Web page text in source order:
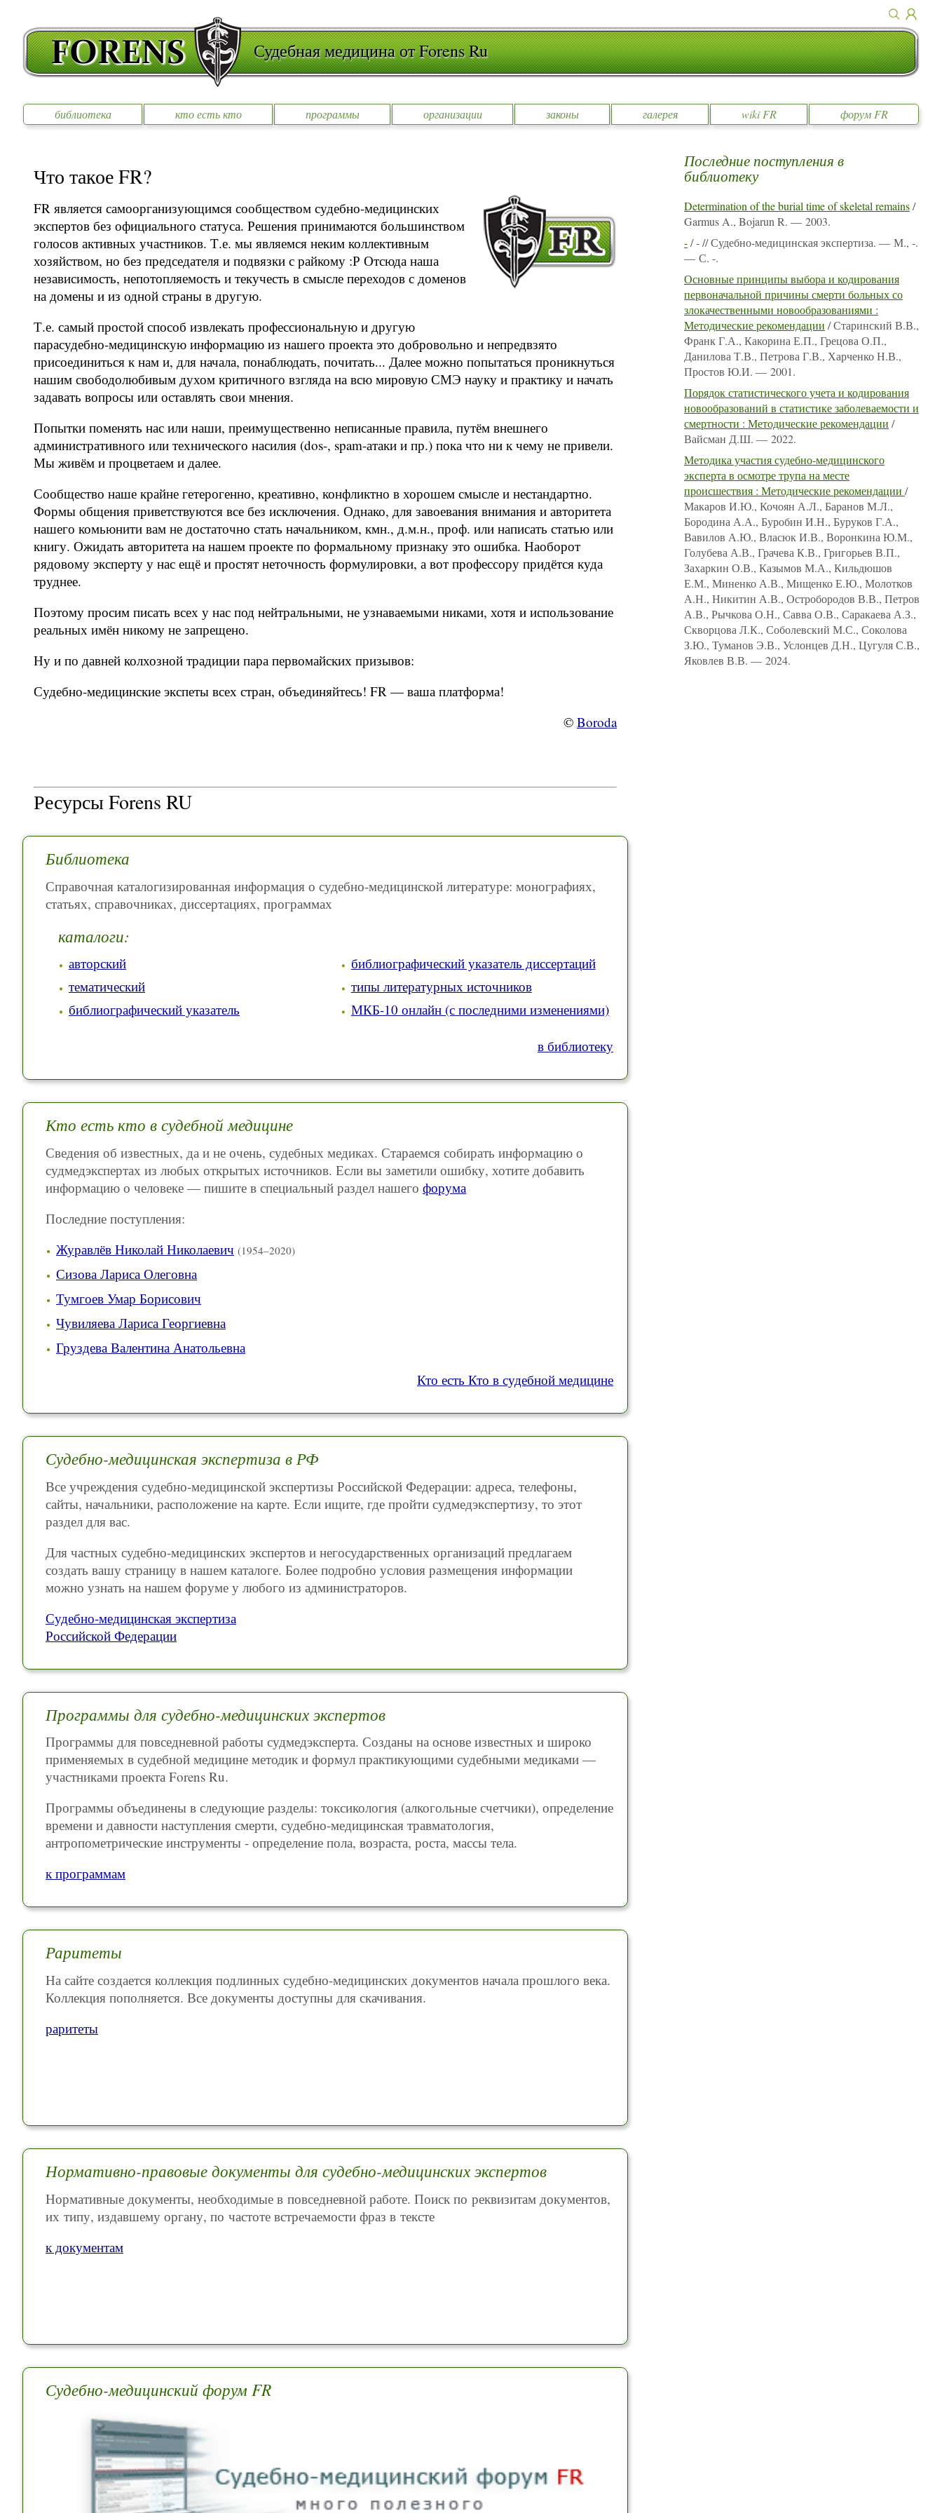
Судебная медицина от Forens Ru
библиотека кто есть кто программы организации законы галерея wiki FR форум FR
Что такое FR?
FR является самоорганизующимся сообществом судебно-медицинских
экспертов без официального статуса. Решения принимаются большинством
голосов активных участников. Т.е. мы являемся неким коллективным
хозяйством, но без председателя и подвязки с райкому :Р Отсюда наша
независимость, непотопляемость и текучесть в смысле переходов с доменов
на домены и из одной страны в другую.
Т.е. самый простой способ извлекать профессиональную и другую
парасудебно-медицинскую информацию из нашего проекта это добровольно и непредвзято
присоединиться к нам и, для начала, понаблюдать, почитать... Далее можно попытаться проникнуться
нашим свободолюбивым духом критичного взгляда на всю мировую СМЭ науку и практику и начать
задавать вопросы или оставлять свои мнения.
Попытки поменять нас или наши, преимущественно неписанные правила, путём внешнего
административного или технического насилия (dos-, spam-атаки и пр.) пока что ни к чему не привели.
Мы живём и процветаем и далее.
Сообщество наше крайне гетерогенно, креативно, конфликтно в хорошем смысле и нестандартно.
Формы общения приветствуются все без исключения. Однако, для завоевания внимания и авторитета
нашего комьюнити вам не достаточно стать начальником, кмн., д.м.н., проф. или написать статью или
книгу. Ожидать авторитета на нашем проекте по формальному признаку это ошибка. Наоборот
рядовому эксперту у нас ещё и простят неточность формулировки, а вот профессору придётся куда
труднее.
Поэтому просим писать всех у нас под нейтральными, не узнаваемыми никами, хотя и использование
реальных имён никому не запрещено.
Ну и по давней колхозной традиции пара первомайских призывов:
Судебно-медицинские экспеты всех стран, объединяйтесь! FR — ваша платформа!
© Boroda
Ресурсы Forens RU
Библиотека
Справочная каталогизированная информация о судебно-медицинской литературе: монографиях,
статьях, справочниках, диссертациях, программах
каталоги:
авторский
тематический
библиографический указатель
библиографический указатель диссертаций
типы литературных источников
МКБ-10 онлайн (с последними изменениями)
в библиотеку
Кто есть кто в судебной медицине
Сведения об известных, да и не очень, судебных медиках. Стараемся собирать информацию о
судмедэкспертах из любых открытых источников. Если вы заметили ошибку, хотите добавить
информацию о человеке — пишите в специальный раздел нашего форума
Последние поступления:
Журавлёв Николай Николаевич (1954–2020)
Сизова Лариса Олеговна
Тумгоев Умар Борисович
Чувиляева Лариса Георгиевна
Груздева Валентина Анатольевна
Кто есть Кто в судебной медицине
Судебно-медицинская экспертиза в РФ
Все учреждения судебно-медицинской экспертизы Российской Федерации: адреса, телефоны,
сайты, начальники, расположение на карте. Если ищите, где пройти судмедэкспертизу, то этот
раздел для вас.
Для частных судебно-медицинских экспертов и негосударственных организаций предлагаем
создать вашу страницу в нашем каталоге. Более подробно условия размещения информации
можно узнать на нашем форуме у любого из администраторов.
Судебно-медицинская экспертиза
Российской Федерации
Программы для судебно-медицинских экспертов
Программы для повседневной работы судмедэксперта. Созданы на основе известных и широко
применяемых в судебной медицине методик и формул практикующими судебными медиками —
участниками проекта Forens Ru.
Программы объединены в следующие разделы: токсикология (алкогольные счетчики), определение
времени и давности наступления смерти, судебно-медицинская травматология,
антропометрические инструменты - определение пола, возраста, роста, массы тела.
к программам
Раритеты
На сайте создается коллекция подлинных судебно-медицинских документов начала прошлого века.
Коллекция пополняется. Все документы доступны для скачивания.
раритеты
Нормативно-правовые документы для судебно-медицинских экспертов
Нормативные документы, необходимые в повседневной работе. Поиск по реквизитам документов,
их типу, издавшему органу, по частоте встречаемости фраз в тексте
к документам
Судебно-медицинский форум FR
Последние поступления в
библиотеку
Determination of the burial time of skeletal remains/
Garmus A., Bojarun R. — 2003.
-/ - // Судебно-медицинская экспертиза. — М., -.
— С. -.
Основные принципы выбора и кодирования
первоначальной причины смерти больных со
злокачественными новообразованиями :
Методические рекомендации / Старинский В.В.,
Франк Г.А., Какорина Е.П., Грецова О.П.,
Данилова Т.В., Петрова Г.В., Харченко Н.В.,
Простов Ю.И. — 2001.
Порядок статистического учета и кодирования
новообразований в статистике заболеваемости и
смертности : Методические рекомендации /
Вайсман Д.Ш. — 2022.
Методика участия судебно-медицинского
эксперта в осмотре трупа на месте
происшествия : Методические рекомендации /
Макаров И.Ю., Кочоян А.Л., Баранов М.Л.,
Бородина А.А., Буробин И.Н., Буруков Г.А.,
Вавилов А.Ю., Власюк И.В., Воронкина Ю.М.,
Голубева А.В., Грачева К.В., Григорьев В.П.,
Захаркин О.В., Казымов М.А., Кильдюшов
Е.М., Миненко А.В., Мищенко Е.Ю., Молотков
А.Н., Никитин А.В., Остробородов В.В., Петров
А.В., Рычкова О.Н., Савва О.В., Саракаева А.З.,
Скворцова Л.К., Соболевский М.С., Соколова
З.Ю., Туманов Э.В., Услонцев Д.Н., Цугуля С.В.,
Яковлев В.В. — 2024.